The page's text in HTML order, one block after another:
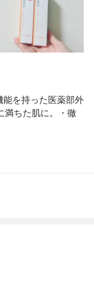
を持った医薬部外
満ちた肌に。・徹